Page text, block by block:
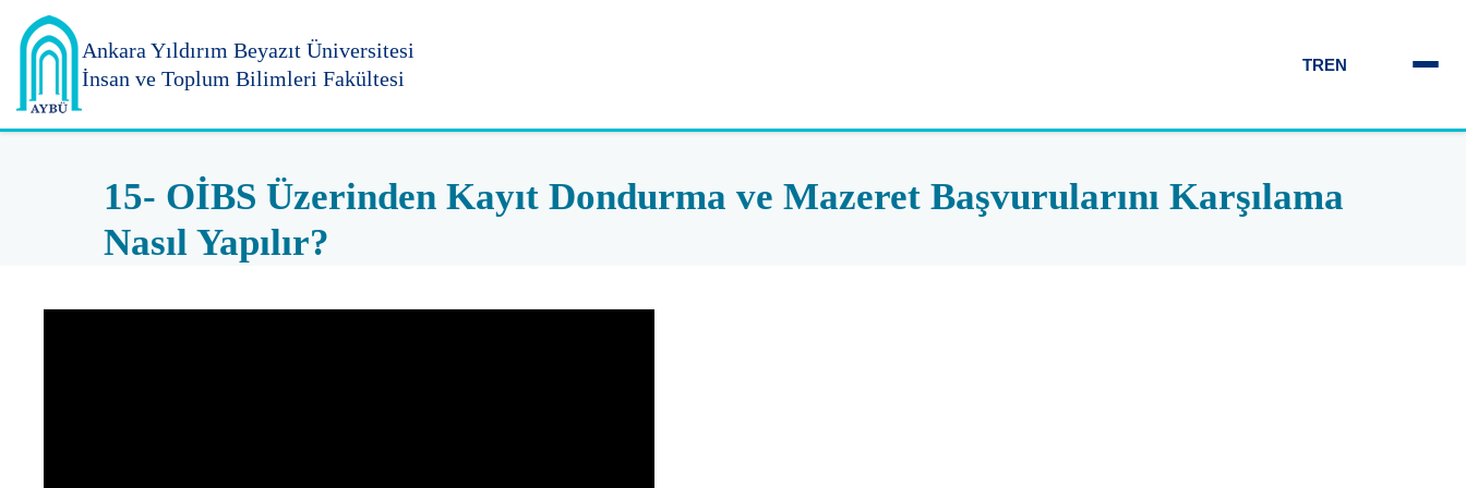
Ankara Yıldırım Beyazıt Üniversitesi
İnsan ve Toplum Bilimleri Fakültesi
TREN
15- OİBS Üzerinden Kayıt Dondurma ve Mazeret Başvurularını Karşılama
Nasıl Yapılır?